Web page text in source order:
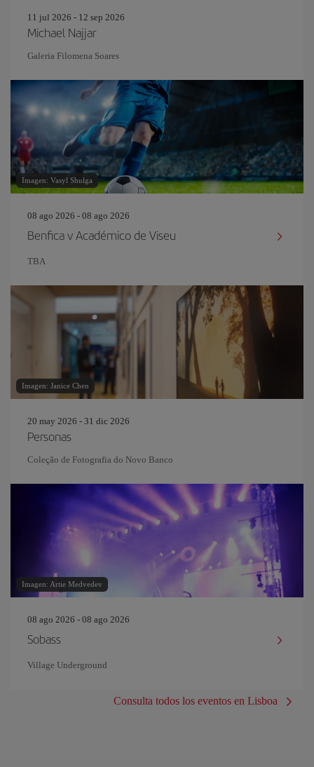
11 jul 2026 - 12 sep 2026
Michael Najjar
Galeria Filomena Soares
Imagen: Vasyl Shulga
08 ago 2026 - 08 ago 2026
Benfica v Académico de Viseu
TBA
Imagen: Janice Chen
20 may 2026 - 31 dic 2026
Personas
Coleção de Fotografia do Novo Banco
Imagen: Artie Medvedev
08 ago 2026 - 08 ago 2026
Sobass
Village Underground
Consulta todos los eventos en Lisboa